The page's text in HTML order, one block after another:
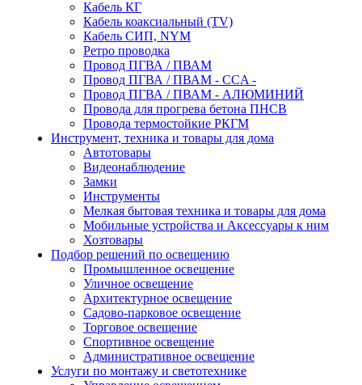
Кабель КГ
Кабель коаксиальный (TV)
Кабель СИП, NYM
Ретро проводка
Провод ПГВА / ПВАМ
Провод ПГВА / ПВАМ - CCA -
Провод ПГВА / ПВАМ - АЛЮМИНИЙ
Провода для прогрева бетона ПНСВ
Провода термостойкие РКГМ
Инструмент, техника и товары для дома
Автотовары
Видеонаблюдение
Замки
Инструменты
Мелкая бытовая техника и товары для дома
Мобильные устройства и Аксессуары к ним
Хозтовары
Подбор решений по освещению
Промышленное освещение
Уличное освещение
Архитектурное освещение
Садово-парковое освещение
Торговое освещение
Спортивное освещение
Административное освещение
Услуги по монтажу и светотехнике